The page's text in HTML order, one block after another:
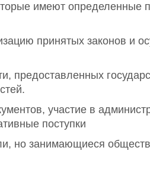
имеют определенные
принятых законов и
предоставленных
участие в
поступки
но занимающиеся